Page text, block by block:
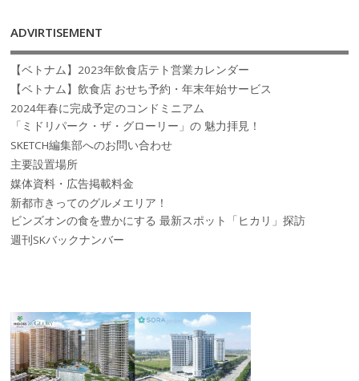
ADVIRTISEMENT
【ベトナム】2023年飲食店テト営業カレンダー
【ベトナム】飲食店 おせち予約・年末年始サービス
2024年春に完成予定のコンドミニアム
「ミドリパーク・ザ・グローリー」の 魅力拝見！
SKETCH編集部へのお問い合わせ
主要設置場所
媒体資料・広告掲載料金
新都市きってのグルメエリア！
ビンズオンの食を豊かにする 最新スポット「ヒカリ」探訪
週刊SKバックナンバー